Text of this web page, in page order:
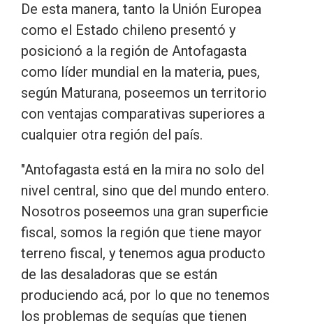
De esta manera, tanto la Unión Europea
como el Estado chileno presentó y
posicionó a la región de Antofagasta
como líder mundial en la materia, pues,
según Maturana, poseemos un territorio
con ventajas comparativas superiores a
cualquier otra región del país.
"Antofagasta está en la mira no solo del
nivel central, sino que del mundo entero.
Nosotros poseemos una gran superficie
fiscal, somos la región que tiene mayor
terreno fiscal, y tenemos agua producto
de las desaladoras que se están
produciendo acá, por lo que no tenemos
los problemas de sequías que tienen